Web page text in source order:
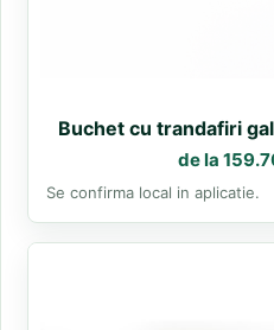
Buchet cu trandafiri
de la
Se confirma local in aplicatie.